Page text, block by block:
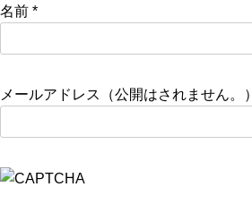
名前 *
メールアドレス（公開はされません。）